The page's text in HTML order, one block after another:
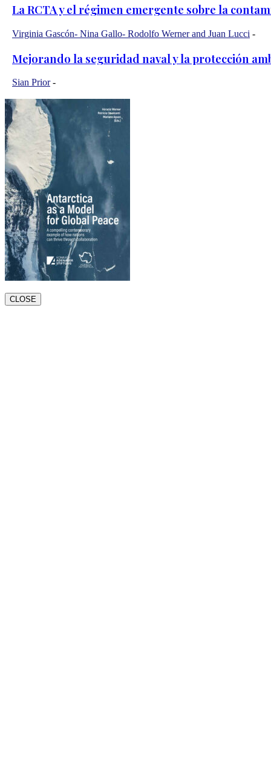
La RCTA y el régimen emergente sobre la
Virginia Gascón- Nina Gallo- Rodolfo Werner and Juan Lucci -
Mejorando la seguridad naval y la protección
Sian Prior -
CLOSE